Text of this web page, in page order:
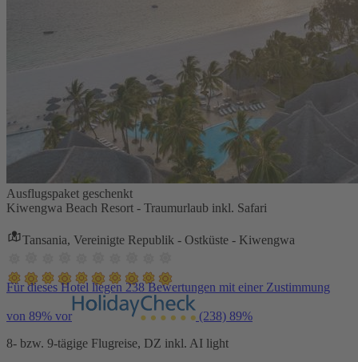
Ausflugspaket geschenkt
Kiwengwa Beach Resort - Traumurlaub inkl. Safari
Tansania, Vereinigte Republik - Ostküste - Kiwengwa
Für dieses Hotel liegen 238 Bewertungen mit einer Zustimmung
von 89% vor (238) 89%
8- bzw. 9-tägige Flugreise, DZ inkl. AI light